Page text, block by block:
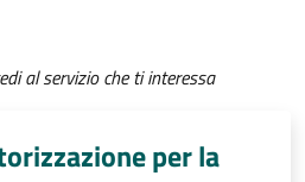
al servizio che ti interessa
per la